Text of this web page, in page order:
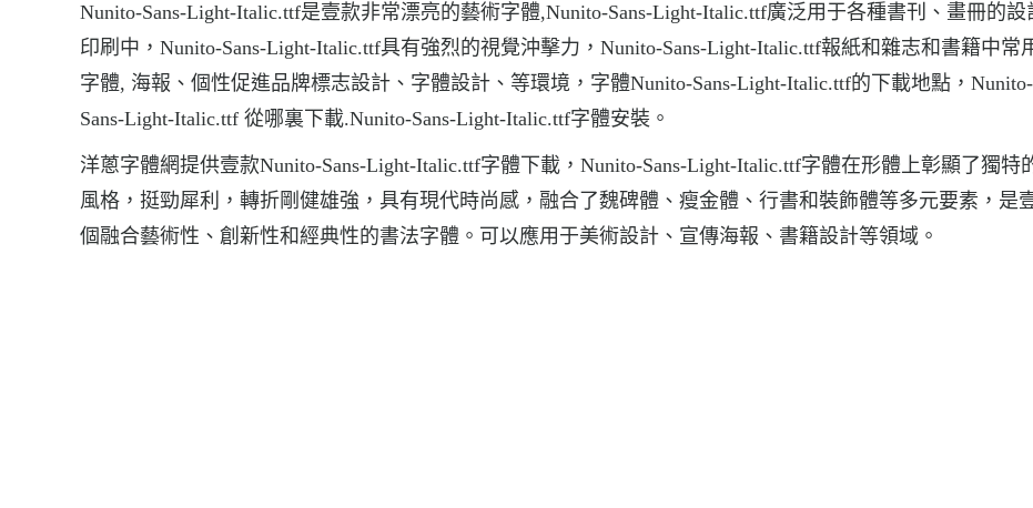
Nunito-Sans-Light-Italic.ttf是壹款非常漂亮的藝術字體,Nunito-Sans-Light-Italic.ttf廣泛用于各種書刊、畫冊的設
印刷中，Nunito-Sans-Light-Italic.ttf具有強烈的視覺沖擊力，Nunito-Sans-Light-Italic.ttf報紙和雜志和書籍中常
字體, 海報、個性促進品牌標志設計、字體設計、等環境，字體Nunito-Sans-Light-Italic.ttf的下載地點，Nunito-
Sans-Light-Italic.ttf 從哪裏下載.Nunito-Sans-Light-Italic.ttf字體安裝。
洋蔥字體網提供壹款Nunito-Sans-Light-Italic.ttf字體下載，Nunito-Sans-Light-Italic.ttf字體在形體上彰顯了獨特
風格，挺勁犀利，轉折剛健雄強，具有現代時尚感，融合了魏碑體、瘦金體、行書和裝飾體等多元要素，是
個融合藝術性、創新性和經典性的書法字體。可以應用于美術設計、宣傳海報、書籍設計等領域。